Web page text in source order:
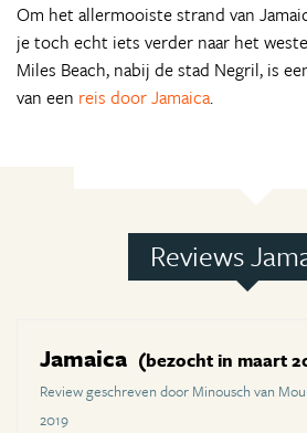
Om het allermooiste strand van
je toch echt iets verder naar het
Miles Beach, nabij de stad Negril, is
van een reis door Jamaica.
Reviews
Jamaica (bezocht in maart
Review geschreven door Minousch van
2019